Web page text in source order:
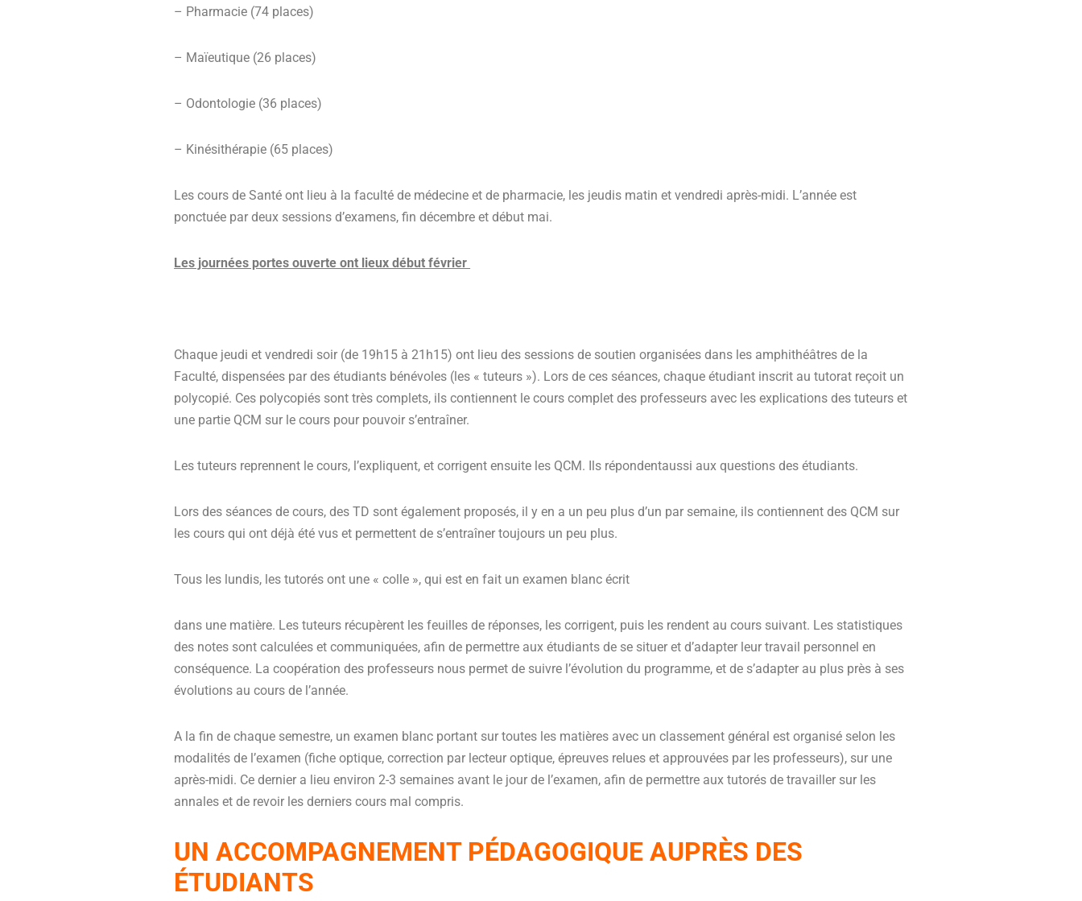
– Pharmacie (74 places)
– Maïeutique (26 places)
– Odontologie (36 places)
– Kinésithérapie (65 places)
Les cours de Santé ont lieu à la faculté de médecine et de pharmacie, les jeudis matin et vendredi après-midi. L’année est
ponctuée par deux sessions d’examens, fin décembre et début mai.
Les journées portes ouverte ont lieux début février
Chaque jeudi et vendredi soir (de 19h15 à 21h15) ont lieu des sessions de soutien organisées dans les amphithéâtres de la
Faculté, dispensées par des étudiants bénévoles (les « tuteurs »). Lors de ces séances, chaque étudiant inscrit au tutorat reçoit un
polycopié. Ces polycopiés sont très complets, ils contiennent le cours complet des professeurs avec les explications des tuteurs et
une partie QCM sur le cours pour pouvoir s’entraîner.
Les tuteurs reprennent le cours, l’expliquent, et corrigent ensuite les QCM. Ils répondentaussi aux questions des étudiants.
Lors des séances de cours, des TD sont également proposés, il y en a un peu plus d’un par semaine, ils contiennent des QCM sur
les cours qui ont déjà été vus et permettent de s’entraîner toujours un peu plus.
Tous les lundis, les tutorés ont une « colle », qui est en fait un examen blanc écrit
dans une matière. Les tuteurs récupèrent les feuilles de réponses, les corrigent, puis les rendent au cours suivant. Les statistiques
des notes sont calculées et communiquées, afin de permettre aux étudiants de se situer et d’adapter leur travail personnel en
conséquence. La coopération des professeurs nous permet de suivre l’évolution du programme, et de s’adapter au plus près à ses
évolutions au cours de l’année.
A la fin de chaque semestre, un examen blanc portant sur toutes les matières avec unclassement général est organisé selon les
modalités de l’examen (fiche optique, correction par lecteur optique, épreuves relues et approuvées par les professeurs), sur une
après-midi. Ce dernier a lieu environ 2-3 semaines avant le jour de l’examen, afin de permettre aux tutorés de travailler sur les
annales et de revoir les derniers cours mal compris.
UN ACCOMPAGNEMENT PÉDAGOGIQUE AUPRÈS DES
ÉTUDIANTS